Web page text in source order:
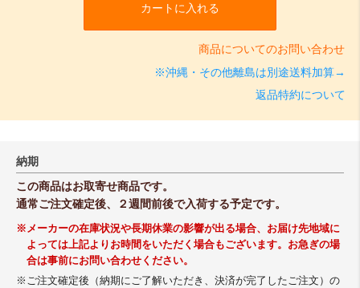
カートに入れる
商品についてのお問い合わせ
※沖縄・その他離島は別途送料加算→
返品特約について
納期
この商品はお取寄せ商品です。
通常ご注文確定後、２週間前後で入荷する予定です。
※メーカーの在庫状況や長期休業の影響が出る場合、お届け先地域に
よっては上記よりお時間をいただく場合もございます。お急ぎの場
合は事前にお問い合わせください。
※ご注文確定後（納期にご了解いただき、決済が完了したご注文）の